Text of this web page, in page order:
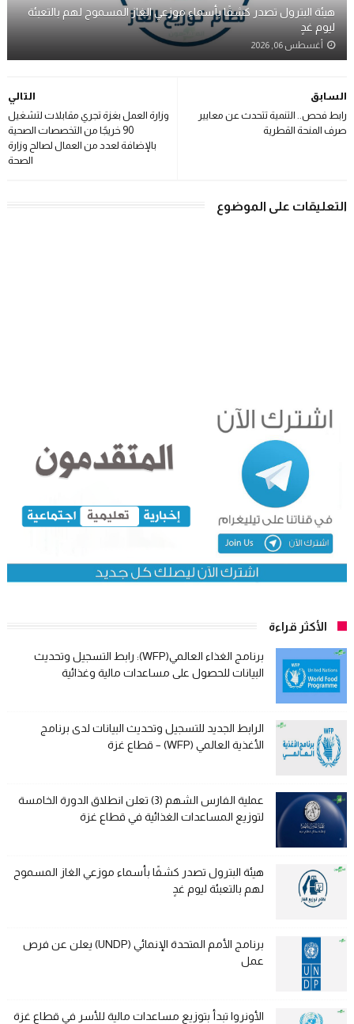
هيئة البترول تصدر كشفًا بأسماء موزعي الغاز المسموح لهم بالتعبئة
ليوم غدٍ
أغسطس 06, 2026
التالي
وزارة العمل بغزة تجري مقابلات لتشغيل
90 خريجًا من التخصصات الصحية
بالإضافة لعدد من العمال لصالح وزارة
الصحة
السابق
رابط فحص.. التنمية تتحدث عن معايير
صرف المنحة القطرية
التعليقات على الموضوع
الأكثر قراءة
برنامج الغذاء العالمي(WFP): رابط التسجيل وتحديث
البيانات للحصول على مساعدات مالية وغذائية
الرابط الجديد للتسجيل وتحديث البيانات لدى برنامج
الأغذية العالمي (WFP) – قطاع غزة
عملية الفارس الشهم (3) تعلن انطلاق الدورة الخامسة
لتوزيع المساعدات الغذائية في قطاع غزة
هيئة البترول تصدر كشفًا بأسماء موزعي الغاز المسموح
لهم بالتعبئة ليوم غدٍ
برنامج الأمم المتحدة الإنمائي (UNDP) يعلن عن فرص
عمل
الأونروا تبدأ بتوزيع مساعدات مالية للأسر في قطاع غزة